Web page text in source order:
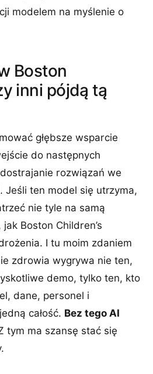
modelem na myślenie o
Boston
inni pójdą tą
głębsze wsparcie
do następnych
rozwiązań we
Jeśli ten model się utrzyma,
nie tyle na samą
Boston Children’s
I tu moim zdaniem
zdrowia wygrywa nie ten,
demo, tylko ten, kto
dane, personel i
całość. Bez tego AI
tym ma szansę stać się